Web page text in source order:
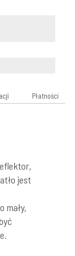
Płatności
jest
mały,